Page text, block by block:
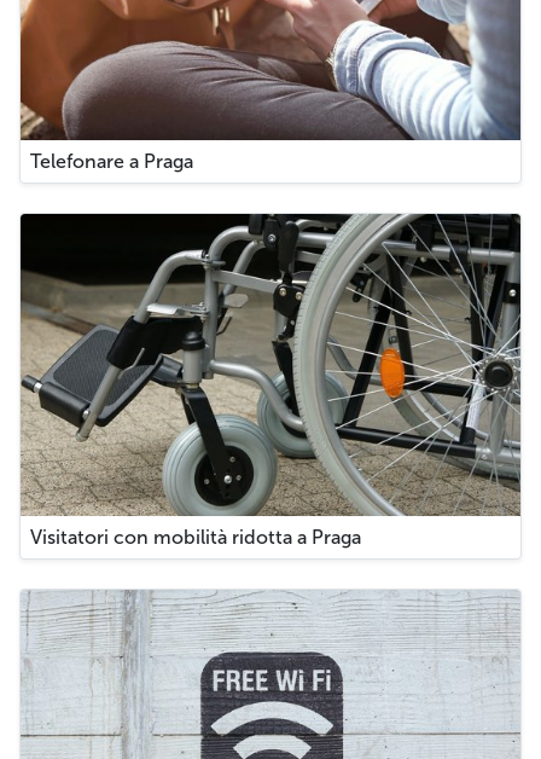
Telefonare a Praga
Visitatori con mobilità ridotta a Praga